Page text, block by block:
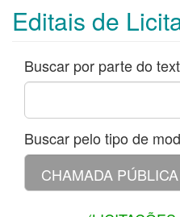
Editais de
Buscar por parte do
Buscar pelo tipo de